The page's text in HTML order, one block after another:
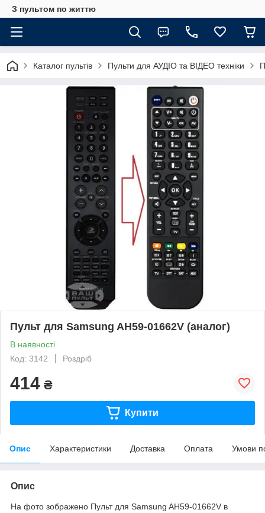
З пультом по життю
Каталог пультів Пульти для АУДІО та ВІДЕО техніки
Пульт для Samsung AH59-01662V (аналог)
В наявності
Код: 3142
Роздріб
414 ₴
Купити
Опис Характеристики Доставка Оплата Умови
Опис
На фото зображено Пульт для Samsung AH59-01662V в